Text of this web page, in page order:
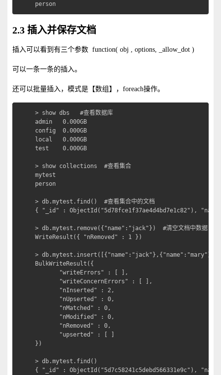
person
2.3 插入并保存文档
插入可以看到有三个参数 function( obj , options, _allow_dot )
可以一条一条的插入。
还可以批量插入，模式是【数组】，foreach操作。
> show dbs   #查看数据库
admin   0.000GB
config  0.000GB
local   0.000GB
test    0.000GB
> show collections  #查看集合
mytest
person
> db.mytest.find()  #查看集合中的文档
{ "_id" : ObjectId("5d78fce1f37ae4d4bd7e1c82"),
> db.mytest.remove({"name":"jack"})  #清空文档中数据
WriteResult({ "nRemoved" : 1 })
> db.mytest.insert([{"name":"jack"},{"name":"mary"}])
BulkWriteResult({
"writeErrors" : [ ],
"writeConcernErrors" : [ ],
"nInserted" : 2,
"nUpserted" : 0,
"nMatched" : 0,
"nModified" : 0,
"nRemoved" : 0,
"upserted" : [ ]
})
> db.mytest.find()
{ "_id" : ObjectId("5d7c58241c5debd566331e9c"),